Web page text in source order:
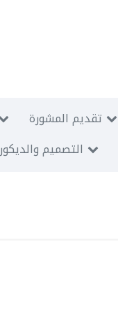
تقديم المشورة
التصميم والديكور